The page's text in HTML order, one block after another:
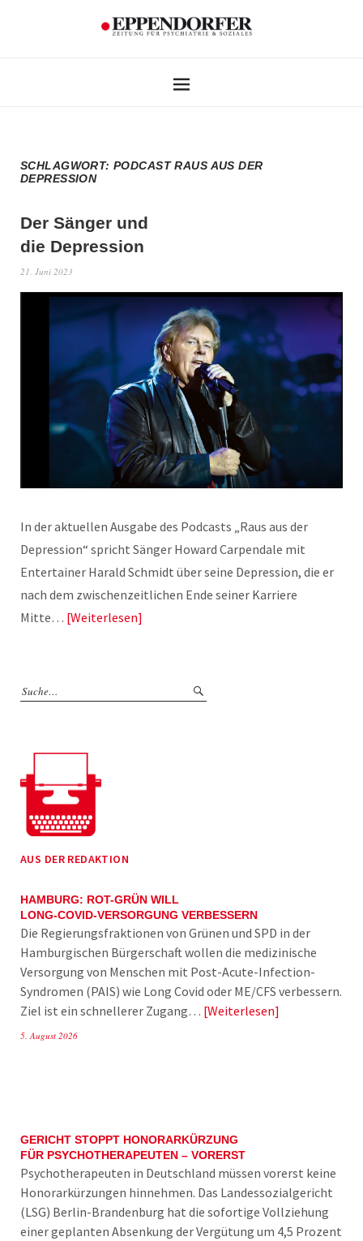
SCHLAGWORT:PODCAST RAUS AUS DER
DEPRESSION
Der Sänger und
die Depression
21. Juni 2023
In der aktuellen Ausgabe des Podcasts „Raus aus der
Depression“ spricht Sänger Howard Carpendale mit
Entertainer Harald Schmidt über seine Depression, die er
nach dem zwischenzeitlichen Ende seiner Karriere
Mitte… Weiterlesen
AUS DER REDAKTION
HAMBURG: ROT-GRÜN WILL
LONG-COVID-VERSORGUNG VERBESSERN
Die Regierungsfraktionen von Grünen und SPD in der
Hamburgischen Bürgerschaft wollen die medizinische
Versorgung von Menschen mit Post-Acute-Infection-
Syndromen (PAIS) wie Long Covid oder ME/CFS verbessern.
Ziel ist ein schnellerer Zugang… Weiterlesen
5. August 2026
GERICHT STOPPT HONORARKÜRZUNG
FÜR PSYCHOTHERAPEUTEN – VORERST
Psychotherapeuten in Deutschland müssen vorerst keine
Honorarkürzungen hinnehmen. Das Landessozialgericht
(LSG) Berlin-Brandenburg hat die sofortige Vollziehung
einer geplanten Absenkung der Vergütung um 4,5 Prozent